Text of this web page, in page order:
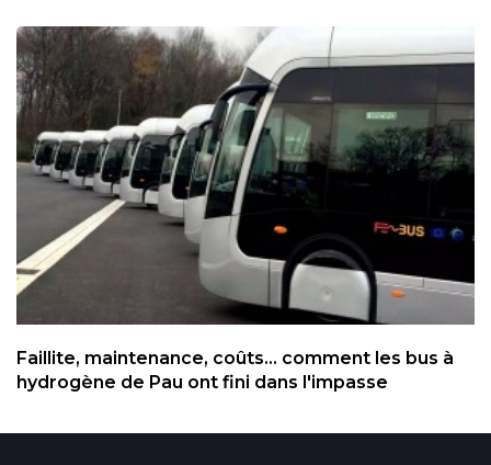
Faillite, maintenance, coûts... comment les bus à
hydrogène de Pau ont fini dans l'impasse